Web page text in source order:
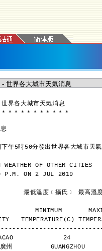
界各大城市天氣消息
＊ ＊ ＊ ＊ ＊ ＊ ＊ ＊ ＊ ＊ ＊
午5時50分發出世界各大城市天
WEATHER OF OTHER CITIES
P.M. ON 2 JUL 2019
最低溫度﹝攝氏﹞ 最
24        28
廣州